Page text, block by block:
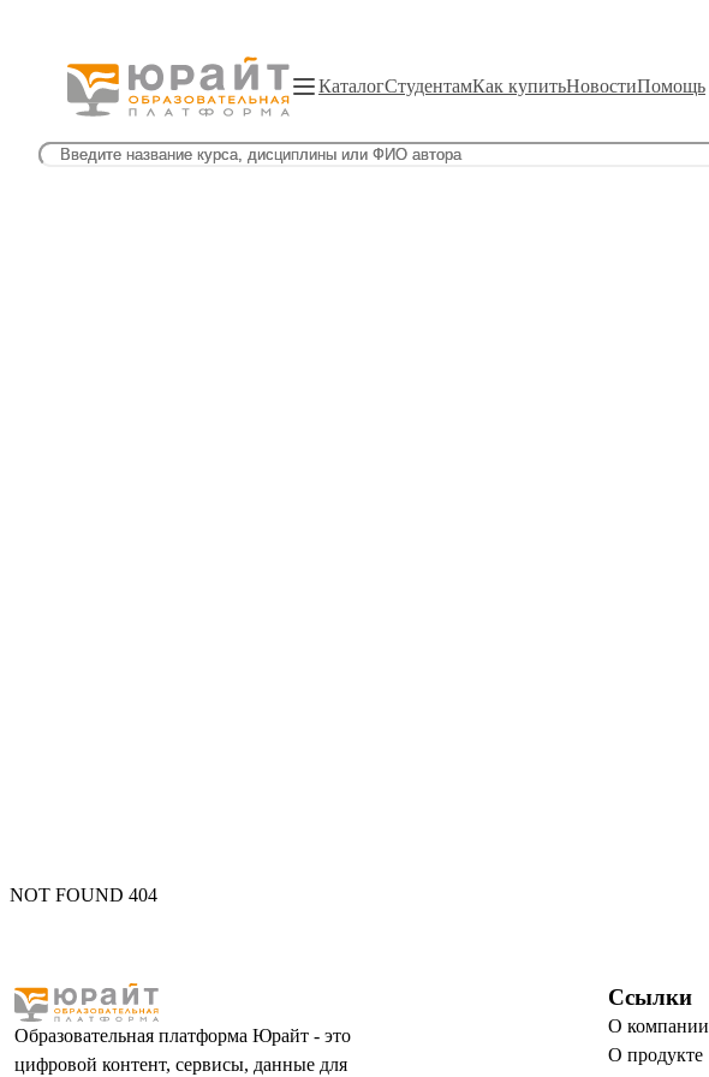
КаталогСтудентамКак купитьНовостиПомощь
NOT FOUND 404
Образовательная платформа Юрайт - это
цифровой контент, сервисы, данные для
Ссылки
О компании
О продукте